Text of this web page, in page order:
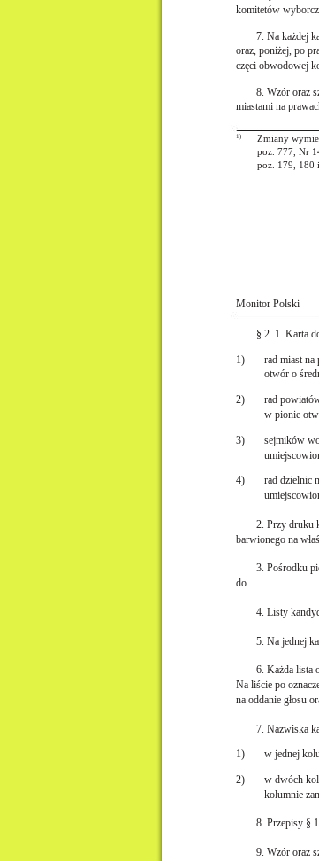
komitetów
7. Na każdej
oraz, poniżej, po
częci obwodowej
8. Wzór oraz
miastami na
1)
Zmiany
poz. 777, Nr
poz. 179, 180
Monitor Polski
§ 2. 1. Karta
1)
2)
3)
4)
rad miast
otwór o
rad
w pionie
sejmików
rad dzielnic
2. Przy druku
barwionego na
3. Pośrodku
do
4. Listy
5. Na jednej
6. Każda lista
Na liście po
na oddanie głosu
7. Nazwiska
1)
2)
w jednej
w dwóch
kolumnie
8. Przepisy §
9. Wzór oraz